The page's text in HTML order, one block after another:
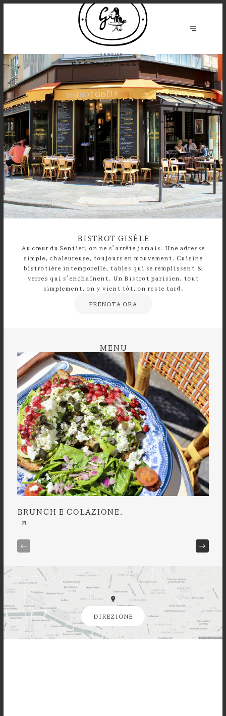
BISTROT GISÈLE
Au cœur du Sentier, on ne s’arrête jamais. Une adresse
simple, chaleureuse, toujours en mouvement. Cuisine
bistrotière intemporelle, tables qui se remplissent &
verres qui s’enchaînent. Un Bistrot parisien, tout
simplement, on y vient tôt, on reste tard.
PRENOTA ORA
MENU
BRUNCH E COLAZIONE.
DIREZIONE